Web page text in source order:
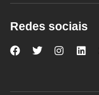
Redes sociais
Nova
Facebook
Nova
Twitter
Nova